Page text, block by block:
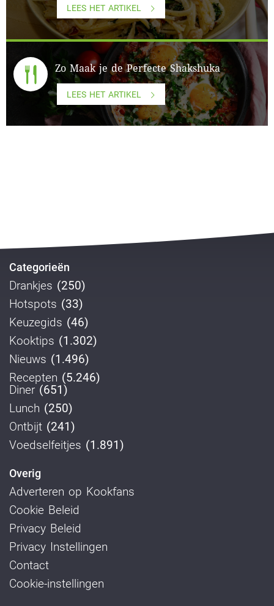
LEES HET ARTIKEL
Zo Maak je de Perfecte Shakshuka
LEES HET ARTIKEL
Categorieën
Drankjes (250)
Hotspots (33)
Keuzegids (46)
Kooktips (1.302)
Nieuws (1.496)
Recepten (5.246)
Diner (651)
Lunch (250)
Ontbijt (241)
Voedselfeitjes (1.891)
Overig
Adverteren op Kookfans
Cookie Beleid
Privacy Beleid
Privacy Instellingen
Contact
Cookie-instellingen